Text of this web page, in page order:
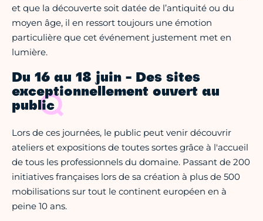
et que la découverte soit datée de l’antiquité ou du
moyen âge, il en ressort toujours une émotion
particulière que cet événement justement met en
lumière.
Du 16 au 18 juin - Des sites
exceptionnellement ouvert au
public
Lors de ces journées, le public peut venir découvrir
ateliers et expositions de toutes sortes grâce à l'accueil
de tous les professionnels du domaine. Passant de 200
initiatives françaises lors de sa création à plus de 500
mobilisations sur tout le continent européen en à
peine 10 ans.